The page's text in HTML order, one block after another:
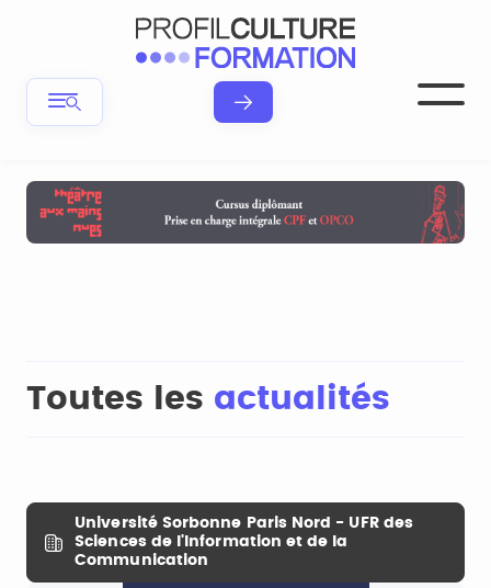
Toutes les actualités
Université Sorbonne Paris Nord - UFR des
Sciences de l'Information et de la
Communication